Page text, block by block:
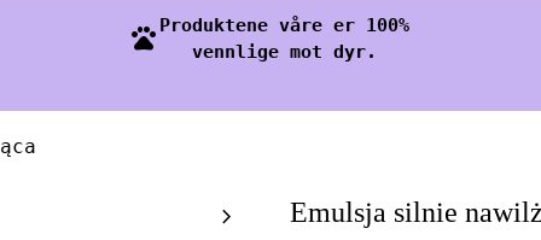
pets Produktene våre er 100%
vennlige mot dyr.
chevron_right Emulsja silnie